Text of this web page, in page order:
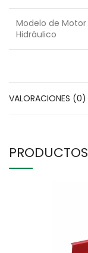
Modelo de Motor
Hidráulico
VALORACIONES (0)